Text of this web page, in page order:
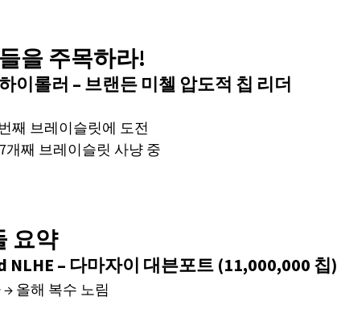
을 주목하라!
이롤러 – 브랜든 미첼 압도적 칩 리더
째 브레이슬릿에 도전
개째 브레이슬릿 사냥 중
요약
NLHE – 다마자이 대븐포트 (11,000,000 칩)
올해 복수 노림